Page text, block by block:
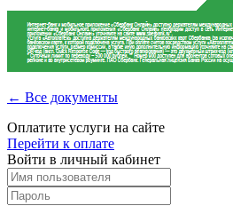
← Все документы
Оплатите услуги на сайте
Перейти к оплате
Войти в личный кабинет